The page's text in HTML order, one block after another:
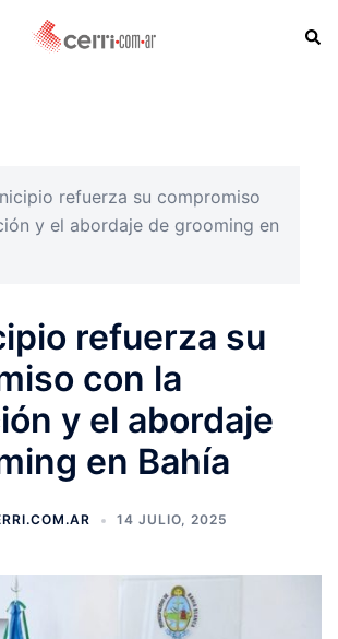
refuerza su compromiso
y el abordaje de grooming en
refuerza su
con la
y el abordaje
en Bahía
14 JULIO, 2025